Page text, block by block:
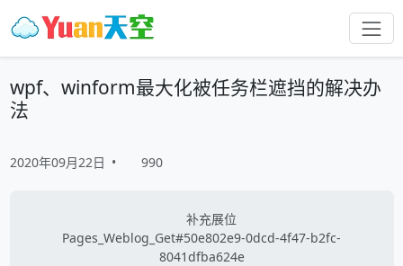
wpf、winform最大化被任务栏遮挡的解决办
法
2020年09月22日 • 990
补充展位
Pages_Weblog_Get#50e802e9-0dcd-4f47-b2fc-
8041dfba624e